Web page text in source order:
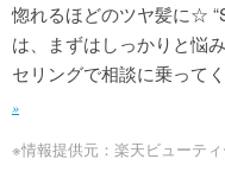
惚れるほどのツヤ髪に☆
は、まずはしっかりと悩
セリングで相談に乗って
»
※情報提供元：楽天ビューテ